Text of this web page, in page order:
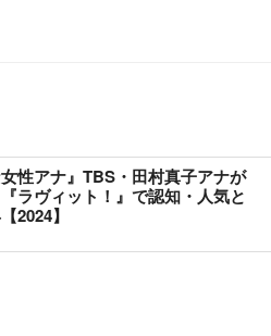
女性アナ』TBS・田村真子アナが
ラヴィット！』で認知・人気と
2024】